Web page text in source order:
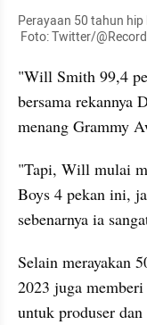
Perayaan 50 tahun
Foto: Twitter/
"Will Smith 99,4
bersama rekannya
menang Grammy
"Tapi, Will mulai
Boys 4 pekan ini,
sebenarnya ia
Selain merayakan
2023 juga
untuk produser